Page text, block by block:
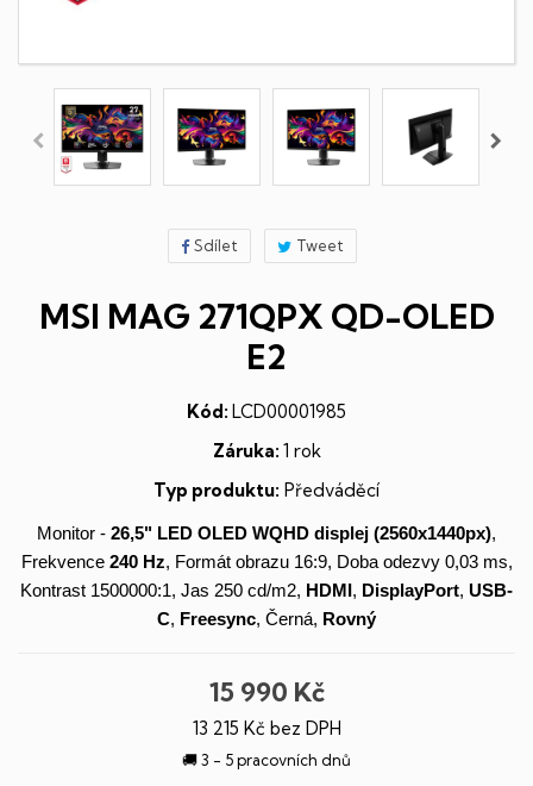
Sdílet Tweet
MSI MAG 271QPX QD-OLED
E2
Kód: LCD00001985
Záruka: 1 rok
Typ produktu: Předváděcí
Monitor - 26,5" LED OLED WQHD displej (2560x1440px),
Frekvence 240 Hz, Formát obrazu 16:9, Doba odezvy 0,03 ms,
Kontrast 1500000:1, Jas 250 cd/m2, HDMI , DisplayPort, USB-
C, Freesync, Černá, Rovný
15 990 Kč
13 215 Kč bez DPH
🚚 3 - 5 pracovních dnů